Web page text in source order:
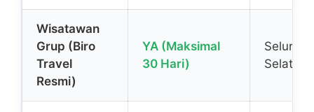
Wisatawan
Grup (Biro
Travel
Resmi)
YA (Maksimal
30 Hari)
Seluruh
Selatan